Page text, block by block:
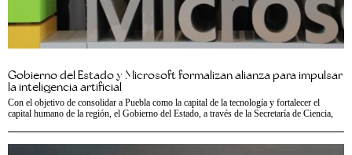
Gobierno del Estado y Microsoft formalizan alianza para impulsar
la inteligencia artificial
Con el objetivo de consolidar a Puebla como la capital de la tecnología y fortalecer el
capital humano de la región, el Gobierno del Estado, a través de la Secretaría de Ciencia,